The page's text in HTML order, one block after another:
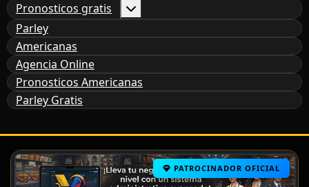
Pronosticos gratis
Parley
Americanas
Agencia Online
Pronosticos Americanas
Parley Gratis
PATROCINADOR OFICIAL